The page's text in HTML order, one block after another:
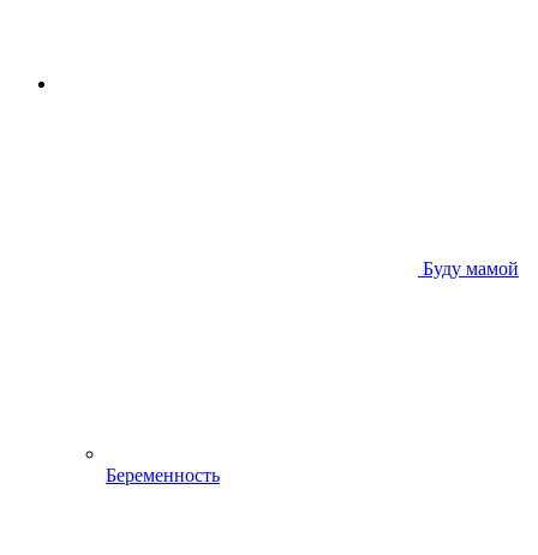
Буду мамой
Беременность